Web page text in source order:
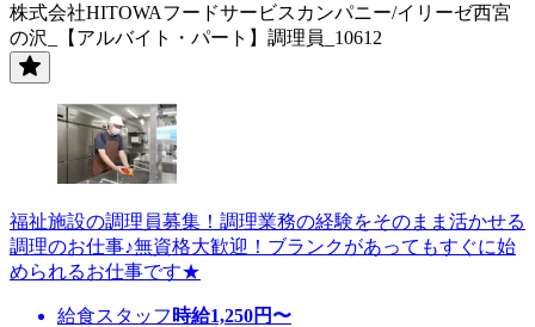
株式会社HITOWAフードサービスカンパニー/イリーゼ西宮
の沢_【アルバイト・パート】調理員_10612
福祉施設の調理員募集！調理業務の経験をそのまま活かせる
調理のお仕事♪無資格大歓迎！ブランクがあってもすぐに始
められるお仕事です★
給食スタッフ 時給1,250円〜